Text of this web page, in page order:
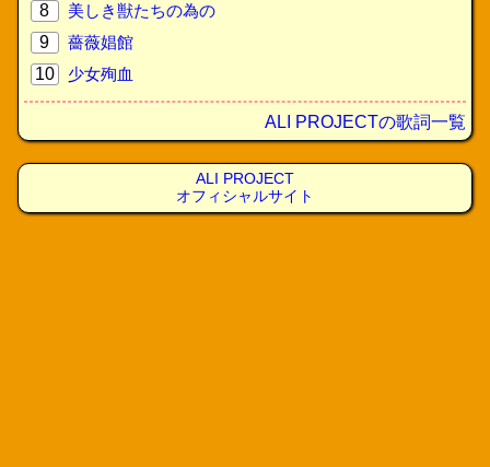
8
美しき獣たちの為の
9
薔薇娼館
10
少女殉血
ALI PROJECTの歌詞一覧
ALI PROJECT
オフィシャルサイト